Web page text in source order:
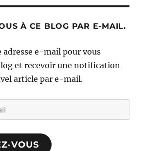
À CE BLOG PAR E-MAIL.
adresse e-mail pour vous
et recevoir une notification
article par e-mail.
VOUS